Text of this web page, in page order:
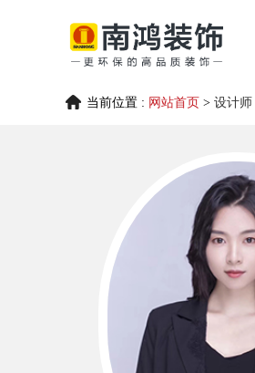
当前位置 : 网站首页 > 设计师